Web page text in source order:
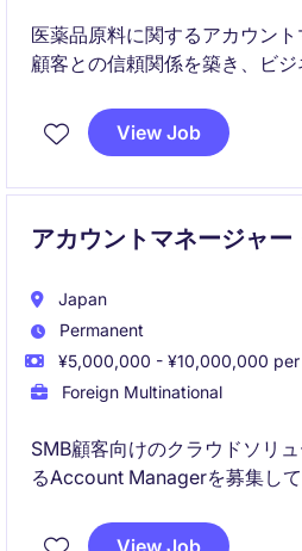
医薬品原料に関するアカウント
顧客との信頼関係を築き、ビ
実行を通じて、業界内でのプ
とが求められます。
View Job
アカウントマネージャ
Japan
Permanent
¥5,000,000 - ¥10,000,000
Foreign Multinational
SMB顧客向けのクラウドソリ
るAccount Managerを募集し
ル・クロスセル提案まで一貫
View Job